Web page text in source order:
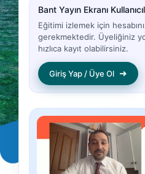
Bant Yayın Ekranı
Eğitimi izlemek için
gerekmektedir. Üyeliğiniz
hızlıca kayıt olabilirsiniz.
Giriş Yap / Üye Ol ➜